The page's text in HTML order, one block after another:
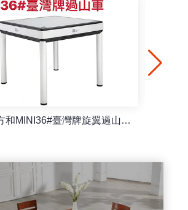
最新款方和MINI36#臺灣牌旋翼過山車餐桌/摺疊麻雀機